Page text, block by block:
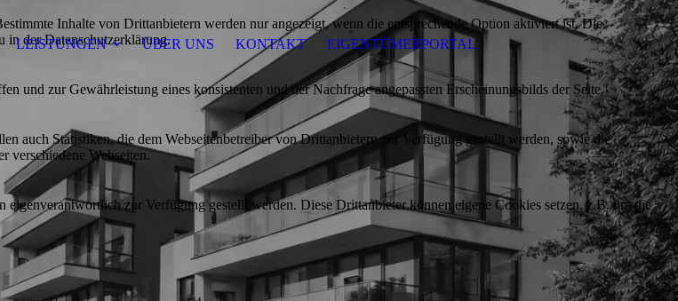
LEISTUNGEN ÜBER UNS KONTAKT EIGENTÜMERPORTAL
Inhalte von Drittanbietern werden nur angezeigt, wenn die entsprechende Option aktiviert ist. Die
in der Datenschutzerklärung.
und zur Gewährleistung eines konsistenten und der Nachfrage angepassten Erscheinungsbilds der Seite.
auch Statistiken, die dem Webseitenbetreiber von Drittanbietern zur Verfügung gestellt werden, sowie die
verschiedene Webseiten.
zur Verfügung gestellt werden. Diese Drittanbieter können eigene Cookies setzen, z.B. um die